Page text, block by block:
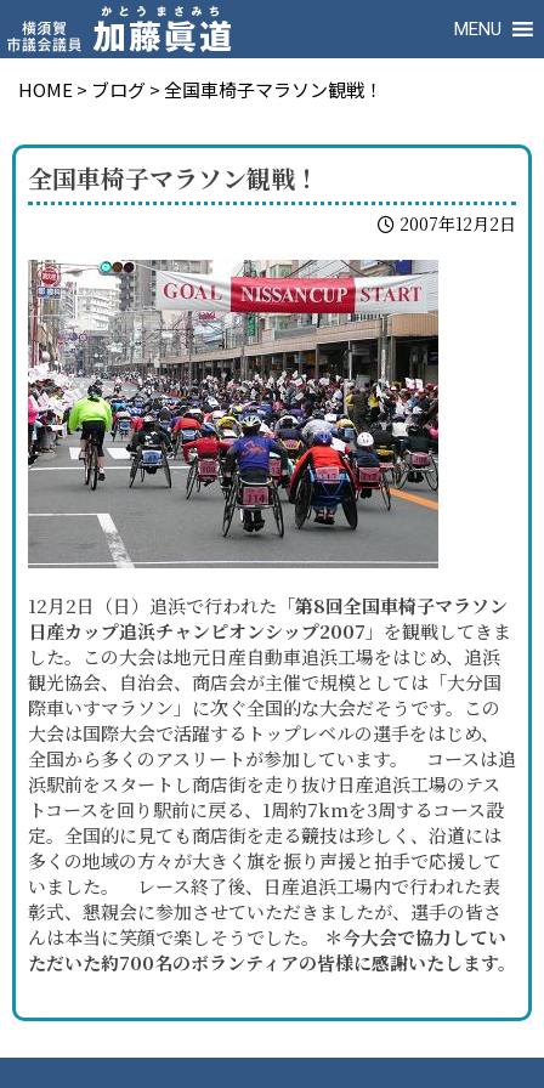
MENU
HOME > ブログ>全国車椅子マラソン観戦！
全国車椅子マラソン観戦！
2007年12月2日
12月2日（日）追浜で行われた「第8回全国車椅子マラソン
日産カップ追浜チャンピオンシップ2007 」を観戦してきま
した。この大会は地元日産自動車追浜工場をはじめ、追浜
観光協会、自治会、商店会が主催で規模としては「大分国
際車いすマラソン」に次ぐ全国的な大会だそうです。この
大会は国際大会で活躍するトップレベルの選手をはじめ、
全国から多くのアスリートが参加しています。 コースは追
浜駅前をスタートし商店街を走り抜け日産追浜工場のテス
トコースを回り駅前に戻る、1周約7kmを3周するコース設
定。全国的に見ても商店街を走る競技は珍しく、沿道には
多くの地域の方々が大きく旗を振り声援と拍手で応援して
いました。 レース終了後、日産追浜工場内で行われた表
彰式、懇親会に参加させていただきましたが、選手の皆さ
んは本当に笑顔で楽しそうでした。 ＊今大会で協力してい
ただいた約700名のボランティアの皆様に感謝いたします。